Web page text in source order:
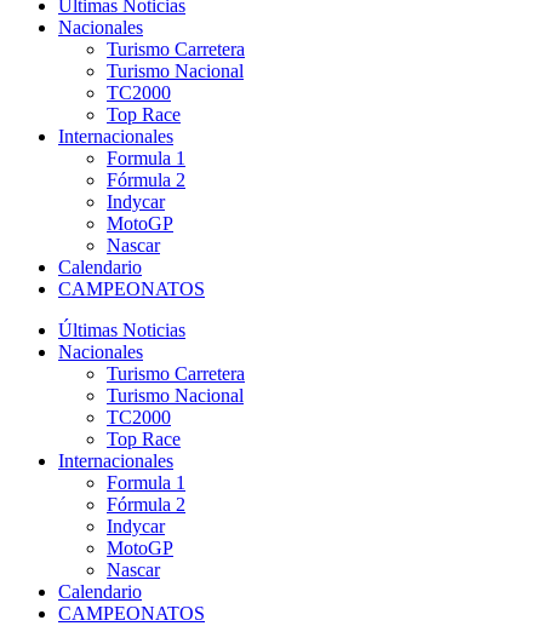
Últimas Noticias
Nacionales
Turismo Carretera
Turismo Nacional
TC2000
Top Race
Internacionales
Formula 1
Fórmula 2
Indycar
MotoGP
Nascar
Calendario
CAMPEONATOS
Últimas Noticias
Nacionales
Turismo Carretera
Turismo Nacional
TC2000
Top Race
Internacionales
Formula 1
Fórmula 2
Indycar
MotoGP
Nascar
Calendario
CAMPEONATOS